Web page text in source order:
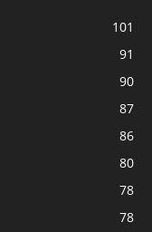
101
91
90
87
86
80
78
78